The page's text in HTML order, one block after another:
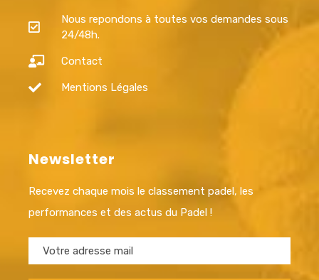
Nous repondons à toutes vos demandes sous
24/48h.
Contact
Mentions Légales
Newsletter
Recevez chaque mois le classement padel, les
performances et des actus du Padel !